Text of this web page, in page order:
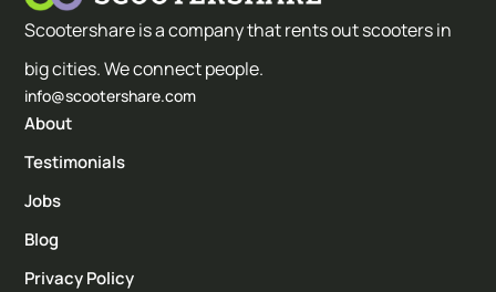
Scootershare is a company that rents out scooters in
big cities. We connect people.
info@scootershare.com
About
Testimonials
Jobs
Blog
Privacy Policy